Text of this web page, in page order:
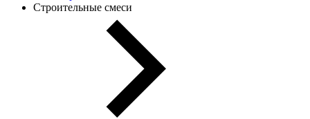
Строительные смеси